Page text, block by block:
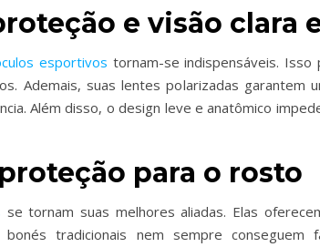
e visão clara
esportivos tornam-se indispensáveis.
Ademais, suas lentes polarizadas garantem
Além disso, o design leve e anatômico
para o rosto
se tornam suas melhores aliadas. Elas
bonés tradicionais nem sempre